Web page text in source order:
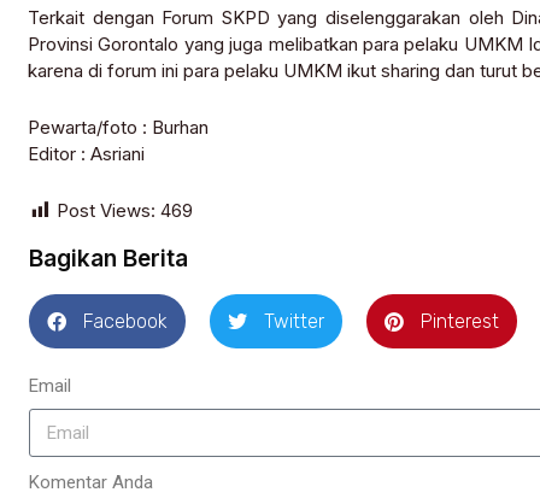
Terkait dengan Forum SKPD yang diselenggarakan oleh
Provinsi Gorontalo yang juga melibatkan para pelaku UMKM
karena di forum ini para pelaku UMKM ikut sharing dan turut
Pewarta/foto : Burhan
Editor : Asriani
Post Views: 469
Bagikan Berita
Facebook Twitter Pinterest
Email
Komentar Anda